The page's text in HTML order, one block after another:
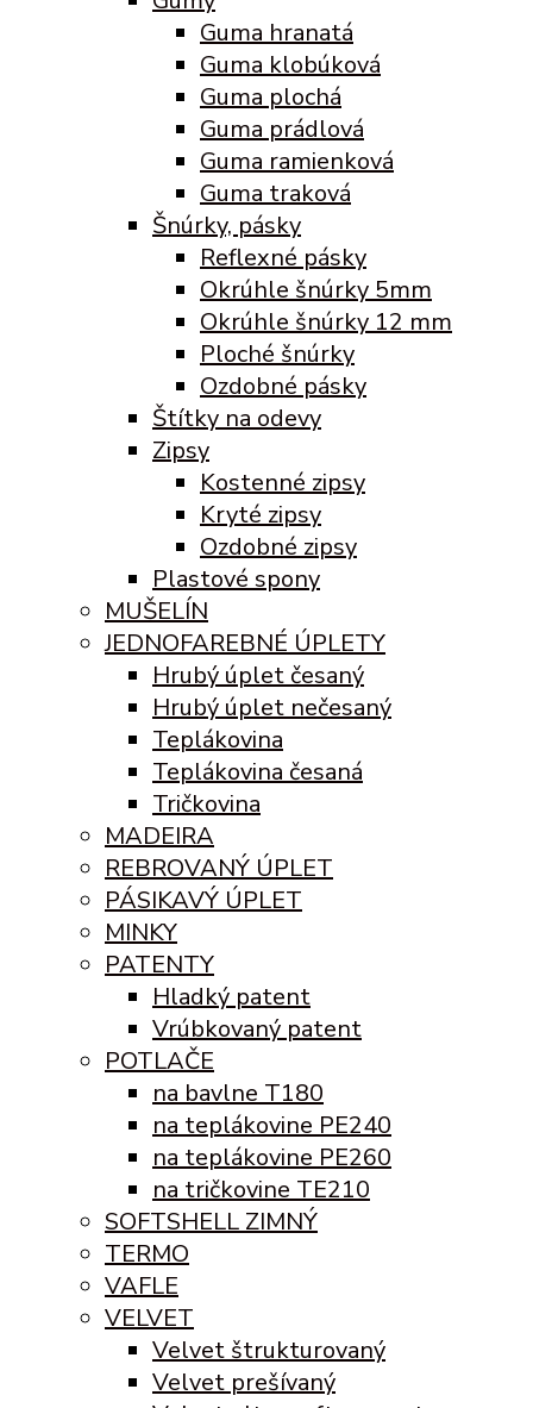
Guma hranatá
Guma klobúková
Guma plochá
Guma prádlová
Guma ramienková
Guma traková
Šnúrky, pásky
Reflexné pásky
Okrúhle šnúrky 5mm
Okrúhle šnúrky 12 mm
Ploché šnúrky
Ozdobné pásky
Štítky na odevy
Zipsy
Kostenné zipsy
Kryté zipsy
Ozdobné zipsy
Plastové spony
MUŠELÍN
JEDNOFAREBNÉ ÚPLETY
Hrubý úplet česaný
Hrubý úplet nečesaný
Teplákovina
Teplákovina česaná
Tričkovina
MADEIRA
REBROVANÝ ÚPLET
PÁSIKAVÝ ÚPLET
MINKY
PATENTY
Hladký patent
Vrúbkovaný patent
POTLAČE
na bavlne T180
na teplákovine PE240
na teplákovine PE260
na tričkovine TE210
SOFTSHELL ZIMNÝ
TERMO
VAFLE
VELVET
Velvet štrukturovaný
Velvet prešívaný